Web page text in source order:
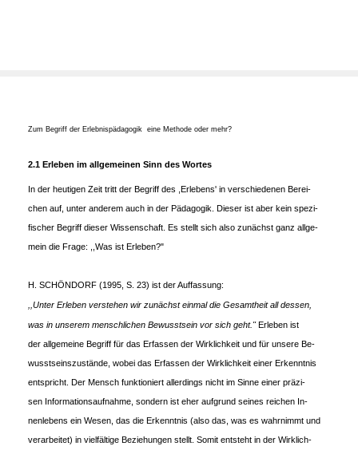
Zum Begriff der Erlebnispädagogik ­ eine Methode oder mehr?
2.1 Erleben im allgemeinen Sinn des Wortes
In der heutigen Zeit tritt der Begriff des ,Erlebens' in verschiedenen Berei-
chen auf, unter anderem auch in der Pädagogik. Dieser ist aber kein spezi-
fischer Begriff dieser Wissenschaft. Es stellt sich also zunächst ganz allge-
mein die Frage: ,,Was ist Erleben?"
H. SCHÖNDORF (1995, S. 23) ist der Auffassung:
,,Unter Erleben verstehen wir zunächst einmal die Gesamtheit all dessen,
was in unserem menschlichen Bewusstsein vor sich geht."Erleben ist
der allgemeine Begriff für das Erfassen der Wirklichkeit und für unsere Be-
wusstseinszustände, wobei das Erfassen der Wirklichkeit einer Erkenntnis
entspricht. Der Mensch funktioniert allerdings nicht im Sinne einer präzi-
sen Informationsaufnahme, sondern ist eher aufgrund seines reichen In-
nenlebens ein Wesen, das die Erkenntnis (also das, was es wahrnimmt und
verarbeitet) in vielfältige Beziehungen stellt. Somit entsteht in der Wirklich-